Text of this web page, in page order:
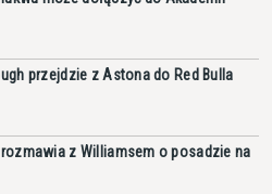
przejdzie z Astona do Red Bulla
z Williamsem o posadzie na